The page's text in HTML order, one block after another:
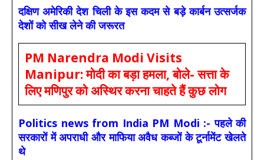
दक्षिण अमेरिकी देश चिली के इस कदम से बड़े कार्बन उत्सर्जक
देशों को सीख लेने की जरूरत
PM Narendra Modi Visits
Manipur: मोदी का बड़ा हमला, बोले- सत्ता के
लिए मणिपुर को अस्थिर करना चाहते हैं कुछ लोग
Politics news from India PM Modi :- पहले की
सरकारों में अपराधी और माफिया अवैध कब्जों के टूर्नामेंट खेलते
थे